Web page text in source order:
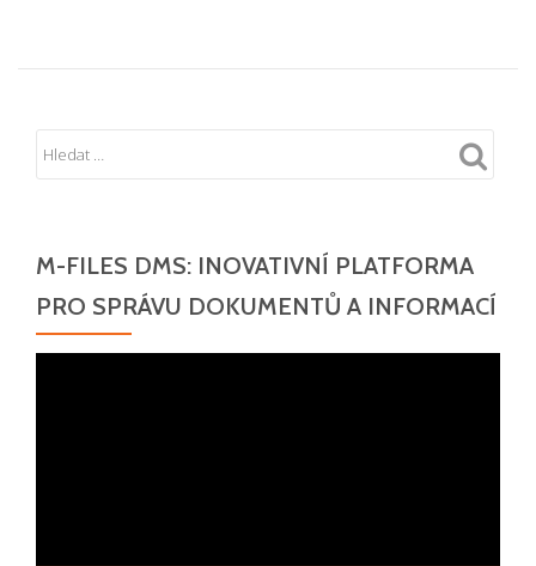
M-FILES DMS: INOVATIVNÍ PLATFORMA
PRO SPRÁVU DOKUMENTŮ A INFORMACÍ